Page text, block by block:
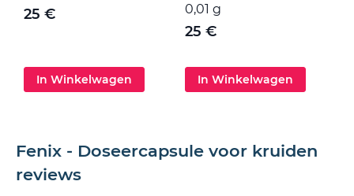
25 €
In Winkelwagen
0,01 g
25 €
In Winkelwagen
Fenix - Doseercapsule voor kruiden
reviews